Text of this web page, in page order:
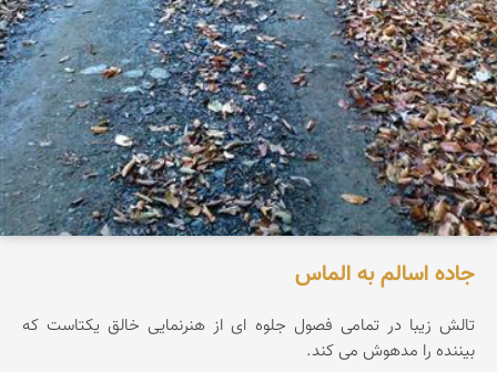
جاده اسالم به الماس
تالش زیبا در تمامی فصول جلوه ای از هنرنمایی خالق یکتاست که
بیننده را مدهوش می کند.